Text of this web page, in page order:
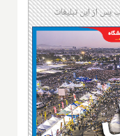
پس از این تبلیغات